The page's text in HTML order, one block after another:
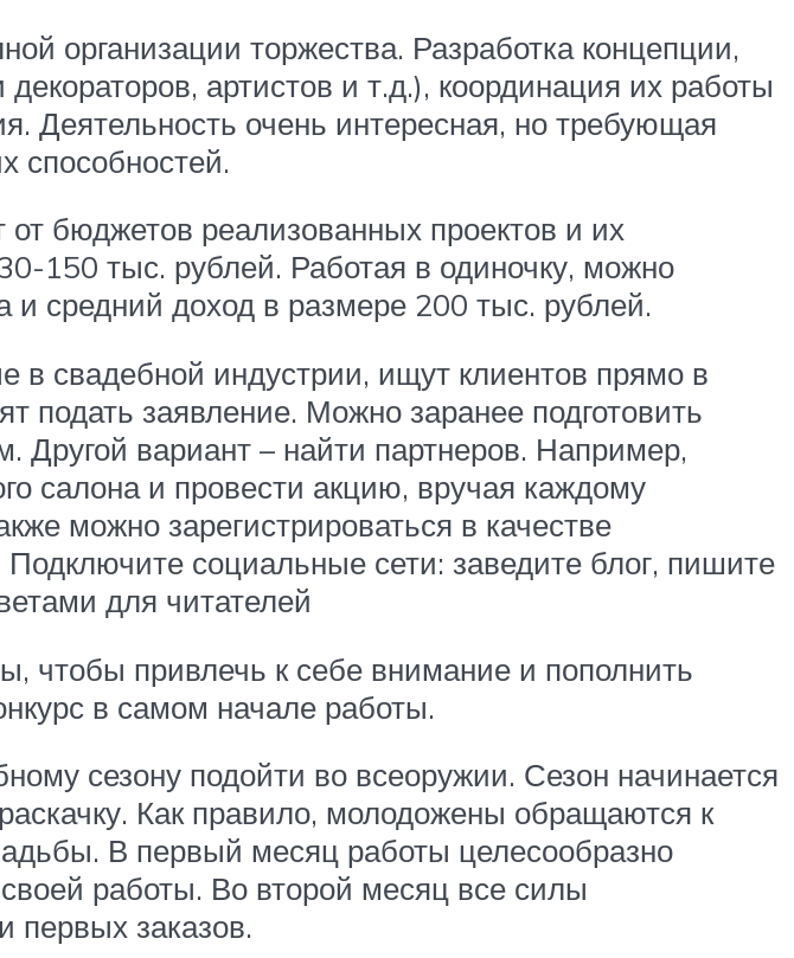
организации торжества. Разработка концепции,
артистов и т.д.), координация их работы
Деятельность очень интересная, но требующая
способностей.
бюджетов реализованных проектов и их
150 тыс. рублей. Работая в одиночку, можно
средний доход в размере 200 тыс. рублей.
в свадебной индустрии, ищут клиентов прямо в
подать заявление. Можно заранее подготовить
Другой вариант – найти партнеров. Например,
салона и провести акцию, вручая каждому
можно зарегистрироваться в качестве
социальные сети: заведите блог, пишите
для читателей
чтобы привлечь к себе внимание и пополнить
в самом начале работы.
сезону подойти во всеоружии. Сезон начинается
Как правило, молодожены обращаются к
В первый месяц работы целесообразно
работы. Во второй месяц все силы
первых заказов.